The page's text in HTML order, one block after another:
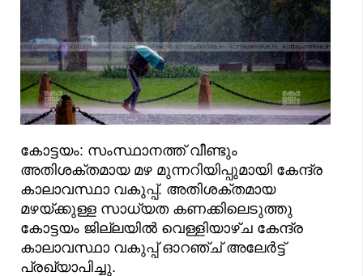
കോട്ടയം: സംസ്ഥാനത്ത് വീണ്ടും
അതിശക്തമായ മഴ മുന്നറിയിപ്പുമായി കേന്ദ്ര
കാലാവസ്ഥാ വകുപ്പ്. അതിശക്തമായ
മഴയ്ക്കുള്ള സാധ്യത കണക്കിലെടുത്തു
കോട്ടയം ജില്ലയിൽ വെള്ളിയാഴ്ച കേന്ദ്ര
കാലാവസ്ഥാ വകുപ്പ് ഓറഞ്ച് അലേർട്ട്
പ്രഖ്യാപിച്ചു.